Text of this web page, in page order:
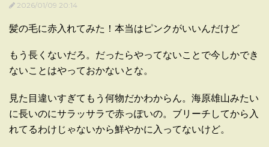
2026/01/09 20:14
髪の毛に赤入れてみた！本当はピンクがいいんだけど
もう長くないだろ。だったらやってないことで今しかでき
ないことはやっておかないとな。
見た目違いすぎてもう何物だかわからん。海原雄山みたい
に長いのにサラッサラで赤っぽいの。ブリーチしてから入
れてるわけじゃないから鮮やかに入ってないけど。